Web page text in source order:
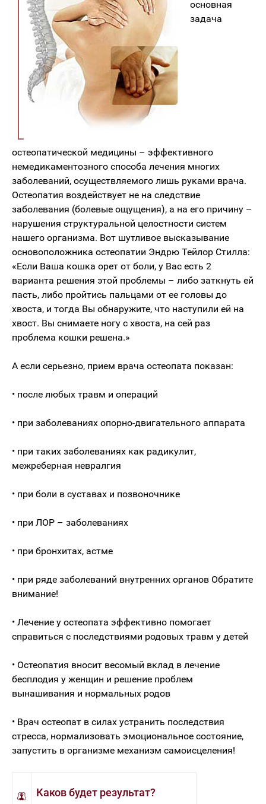
основная
задача
остеопатической медицины – эффективного
немедикаментозного способа лечения многих
заболеваний, осуществляемого лишь руками врача.
Остеопатия воздействует не на следствие
заболевания (болевые ощущения), а на его причину –
нарушения структуральной целостности систем
нашего организма. Вот шутливое высказывание
основоположника остеопатии Эндрю Тейлор Стилла:
«Если Ваша кошка орет от боли, у Вас есть 2
варианта решения этой проблемы – либо заткнуть ей
пасть, либо пройтись пальцами от ее головы до
хвоста, и тогда Вы обнаружите, что наступили ей на
хвост. Вы снимаете ногу с хвоста, на сей раз
проблема кошки решена.»
А если серьезно, прием врача остеопата показан:
• после любых травм и операций
• при заболеваниях опорно-двигательного аппарата
• при таких заболеваниях как радикулит,
межреберная невралгия
• при боли в суставах и позвоночнике
• при ЛОР – заболеваниях
• при бронхитах, астме
• при ряде заболеваний внутренних органов Обратите
внимание!
• Лечение у остеопата эффективно помогает
справиться с последствиями родовых травм у детей
• Остеопатия вносит весомый вклад в лечение
бесплодия у женщин и решение проблем
вынашивания и нормальных родов
• Врач остеопат в силах устранить последствия
стресса, нормализовать эмоциональное состояние,
запустить в организме механизм самоисцеления!
Каков будет результат?